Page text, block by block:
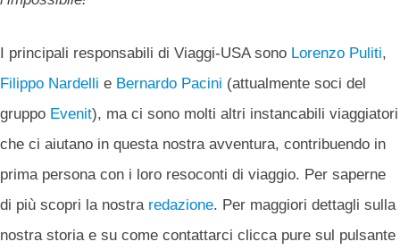
I principali responsabili di Viaggi-USA sono Lorenzo Puliti,
Filippo Nardelli e Bernardo Pacini (attualmente soci del
gruppo Evenit), ma ci sono molti altri instancabili viaggiatori
che ci aiutano in questa nostra avventura, contribuendo in
prima persona con i loro resoconti di viaggio. Per saperne
di più scopri la nostra redazione. Per maggiori dettagli sulla
nostra storia e su come contattarci clicca pure sul pulsante